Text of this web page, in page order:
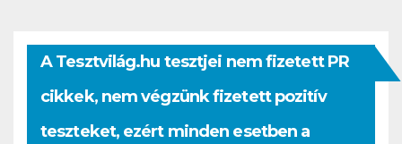
A Tesztvilág.hu tesztjei nem fizetett PR
cikkek, nem végzünk fizetett pozitív
teszteket, ezért minden esetben a